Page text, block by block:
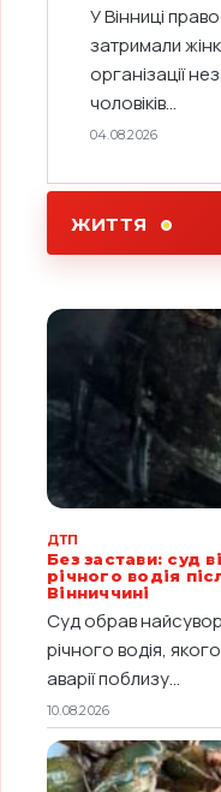
У Вінниці
затримали
організації
чоловіків...
04.08.2026
ЖИТТЯ
ДТП
Без застави: суд
річного водія
Вінниччині
Суд обрав
річного водія,
аварії поблизу...
10.08.2026